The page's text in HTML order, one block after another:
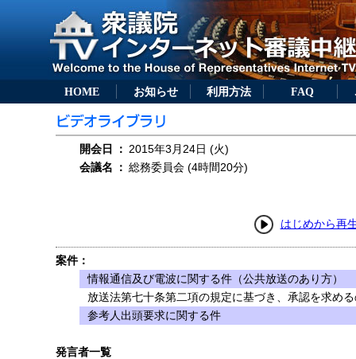
HOME お知らせ 利用方法 FAQ
開会日 ： 2015年3月24日 (火)
会議名
： 総務委員会 (4時間20分)
はじめから再
案件：
情報通信及び電波に関する件（公共放送のあり方）
放送法第七十条第二項の規定に基づき、承認を求め
参考人出頭要求に関する件
発言者一覧